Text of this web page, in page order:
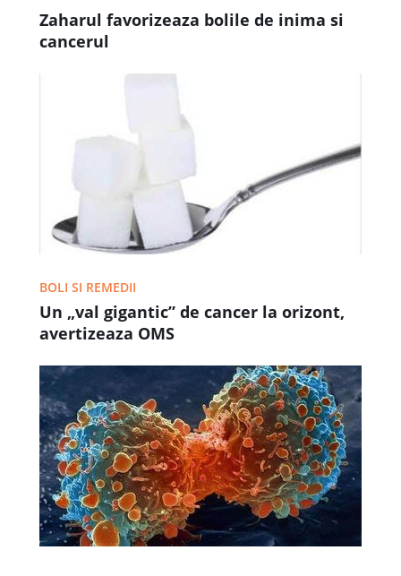
Zaharul favorizeaza bolile de inima si
cancerul
BOLI SI REMEDII
Un „val gigantic” de cancer la orizont,
avertizeaza OMS